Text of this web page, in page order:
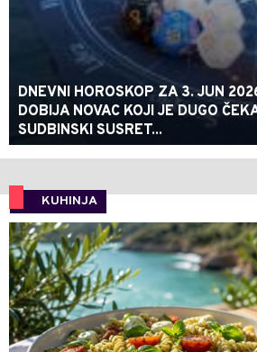
DNEVNI HOROSKOP ZA 3. JUN
DOBIJA NOVAC KOJI JE DUGO
SUDBINSKI SUSRET...
KUHINJA